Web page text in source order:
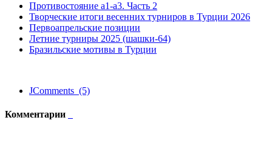
Противостояние a1-a3. Часть 2
Творческие итоги весенних турниров в Турции 2026
Первоапрельские позиции
Летние турниры 2025 (шашки-64)
Бразильские мотивы в Турции
JComments (5)
Комментарии